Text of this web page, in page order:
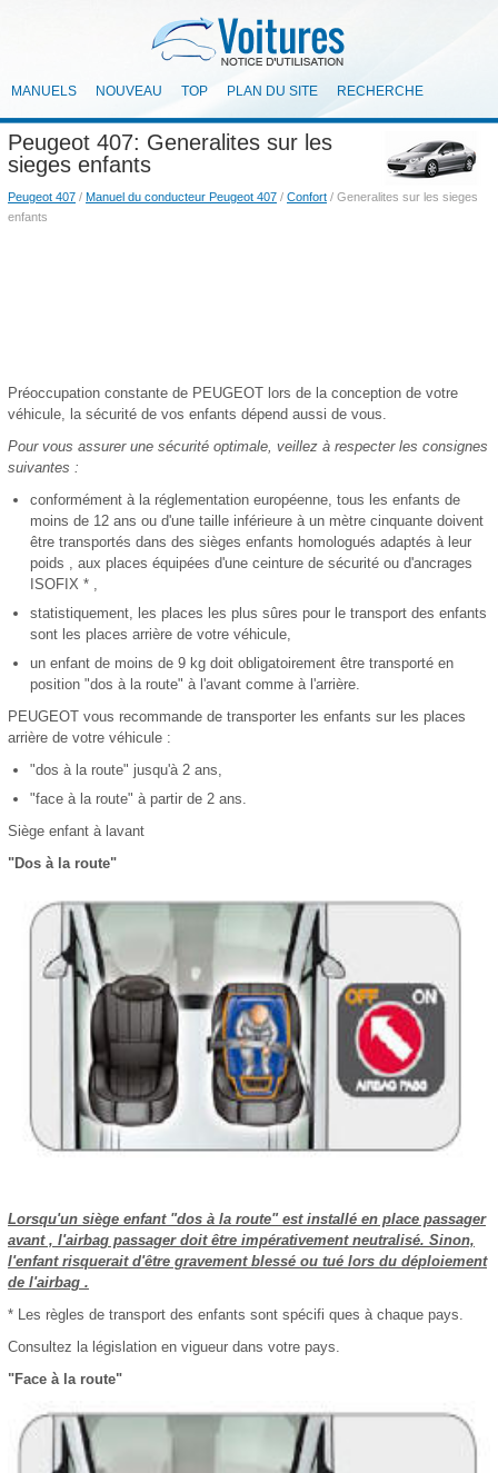
MANUELS NOUVEAU TOP PLAN DU SITE RECHERCHE
Peugeot 407: Generalites sur les
sieges enfants
Peugeot 407 / Manuel du conducteur Peugeot 407 / Confort / Generalites sur les sieges
enfants
Préoccupation constante de PEUGEOT lors de la conception de votre
véhicule, la sécurité de vos enfants dépend aussi de vous.
Pour vous assurer une sécurité optimale, veillez à respecter les consignes
suivantes :
conformément à la réglementation européenne, tous les enfants de
moins de 12 ans ou d'une taille inférieure à un mètre cinquante doivent
être transportés dans des sièges enfants homologués adaptés à leur
poids , aux places équipées d'une ceinture de sécurité ou d'ancrages
ISOFIX * ,
statistiquement, les places les plus sûres pour le transport des enfants
sont les places arrière de votre véhicule,
un enfant de moins de 9 kg doit obligatoirement être transporté en
position "dos à la route" à l'avant comme à l'arrière.
PEUGEOT vous recommande de transporter les enfants sur les places
arrière de votre véhicule :
"dos à la route" jusqu'à 2 ans,
"face à la route" à partir de 2 ans.
Siège enfant à lavant
"Dos à la route"
Lorsqu'un siège enfant "dos à la route" est installé en place passager
avant , l'airbag passager doit être impérativement neutralisé. Sinon,
l'enfant risquerait d'être gravement blessé ou tué lors du déploiement
de l'airbag .
* Les règles de transport des enfants sont spécifi ques à chaque pays.
Consultez la législation en vigueur dans votre pays.
"Face à la route"